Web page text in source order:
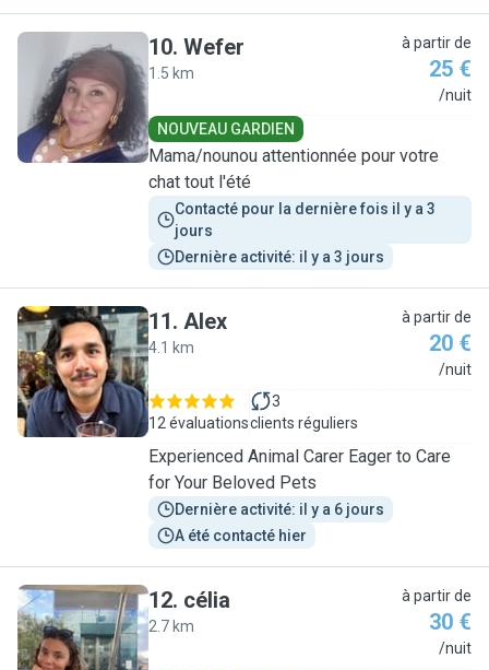
W
10. Wefer
1.5 km
à partir de
25 €
/nuit
NOUVEAU GARDIEN
Mama/nounou attentionnée pour votre
chat tout l'été
Contacté pour la dernière fois il y a 3
jours
Dernière activité: il y a 3 jours
A
11. Alex
4.1 km
à partir de
20 €
/nuit
12 évaluations
3
clients réguliers
Experienced Animal Carer Eager to Care
for Your Beloved Pets
Dernière activité: il y a 6 jours
A été contacté hier
C
12. célia
2.7 km
à partir de
30 €
/nuit